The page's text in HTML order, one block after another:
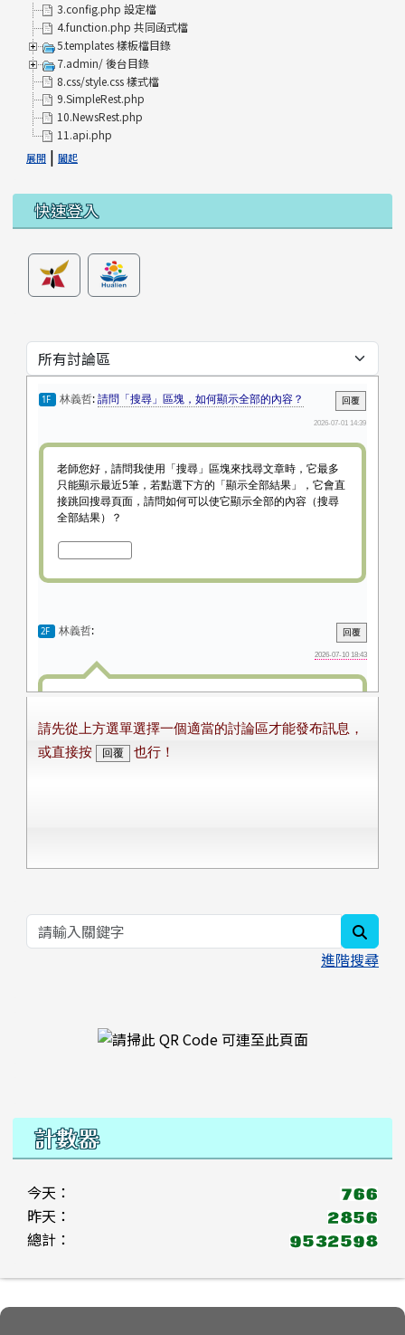
3.config.php 設定檔
4.function.php 共同函式檔
5.templates 樣板檔目錄
7.admin/ 後台目錄
8.css/style.css 樣式檔
9.SimpleRest.php
10.NewsRest.php
11.api.php
展開 | 闔起
快速登入
進階搜尋
右邊區域內容
計數器
今天：
昨天：
總計：